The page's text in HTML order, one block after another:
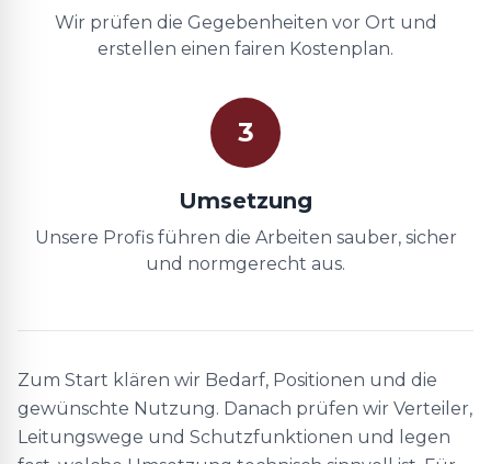
Wir prüfen die Gegebenheiten vor Ort und
erstellen einen fairen Kostenplan.
3
Umsetzung
Unsere Profis führen die Arbeiten sauber, sicher
und normgerecht aus.
Zum Start klären wir Bedarf, Positionen und die
gewünschte Nutzung. Danach prüfen wir Verteiler,
Leitungswege und Schutzfunktionen und legen